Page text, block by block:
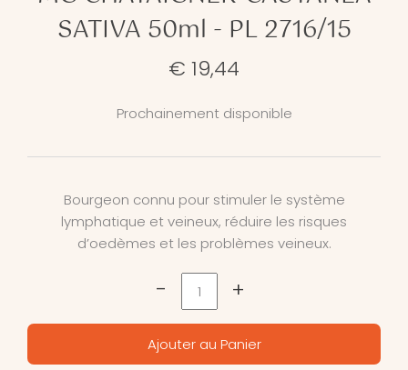
SATIVA 50ml - PL 2716/15
€ 19,44
Prochainement disponible
Bourgeon connu pour stimuler le système
lymphatique et veineux, réduire les risques
d’oedèmes et les problèmes veineux.
- +
Ajouter au Panier